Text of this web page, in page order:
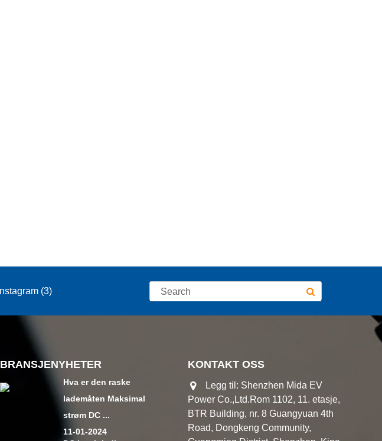
BRANSJENYHETER
Hva er den raske
lademåten Maksimal
strøm DC ...
11-01-2024
KONTAKT OSS
Legg til: Shenzhen Mida EV
Power Co.,Ltd.Rom 1102, 11. etasje,
BTR Building, nr. 8 Guangyuan 4th
Road, Dongkeng Community,